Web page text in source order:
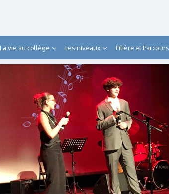
La vie au collège Les niveaux Filière et Parcours